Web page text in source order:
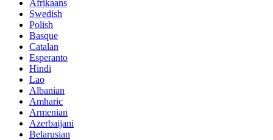
Afrikaans
Swedish
Polish
Basque
Catalan
Esperanto
Hindi
Lao
Albanian
Amharic
Armenian
Azerbaijani
Belarusian